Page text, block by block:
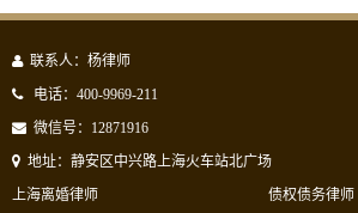
联系人：杨律师
电话：400-9969-211
微信号：12871916
地址：静安区中兴路上海火车站北广场
上海离婚律师
债权债务律师